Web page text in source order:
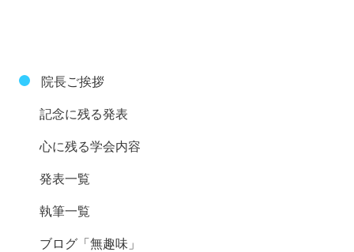
院長ご挨拶
記念に残る発表
心に残る学会内容
発表一覧
執筆一覧
ブログ「無趣味」